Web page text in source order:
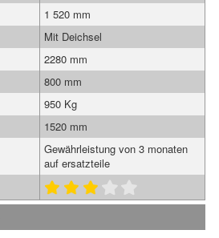
1 520 mm
Mit Deichsel
2280 mm
800 mm
950 Kg
1520 mm
Gewährleistung von 3 monaten
auf ersatzteile